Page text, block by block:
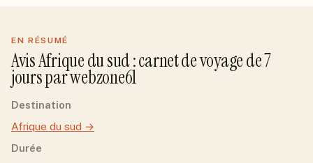
EN RÉSUMÉ
AvisAfrique du sud: carnet de voyage de7
joursparwebzone61
Destination
Afrique du sud →
Durée